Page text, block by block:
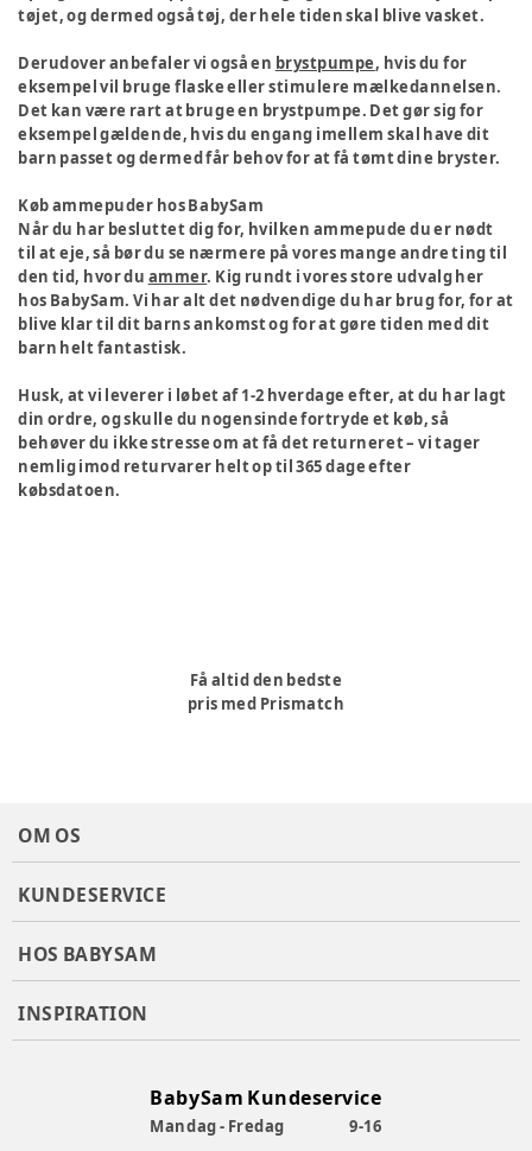
tøjet, og dermed også tøj, der hele tiden skal blive vasket.
Derudover anbefaler vi også en brystpumpe, hvis du for
eksempel vil bruge flaske eller stimulere mælkedannelsen.
Det kan være rart at bruge en brystpumpe. Det gør sig for
eksempel gældende, hvis du engang imellem skal have dit
barn passet og dermed får behov for at få tømt dine bryster.
Køb ammepuder hos BabySam
Når du har besluttet dig for, hvilken ammepude du er nødt
til at eje, så bør du se nærmere på vores mange andre ting til
den tid, hvor du ammer. Kig rundt i vores store udvalg her
hos BabySam. Vi har alt det nødvendige du har brug for, for at
blive klar til dit barns ankomst og for at gøre tiden med dit
barn helt fantastisk.
Husk, at vi leverer i løbet af 1-2 hverdage efter, at du har lagt
din ordre, og skulle du nogensinde fortryde et køb, så
behøver du ikke stresse om at få det returneret – vi tager
nemlig imod returvarer helt op til 365 dage efter
købsdatoen.
Få altid den bedste
pris med Prismatch
OM OS
KUNDESERVICE
HOS BABYSAM
INSPIRATION
BabySam Kundeservice
Mandag - Fredag 9-16